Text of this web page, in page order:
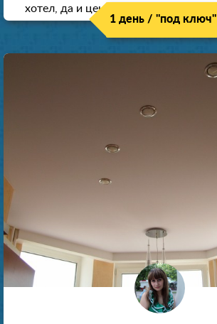
хотел, да и цена нормальная.
1 день / "под ключ"